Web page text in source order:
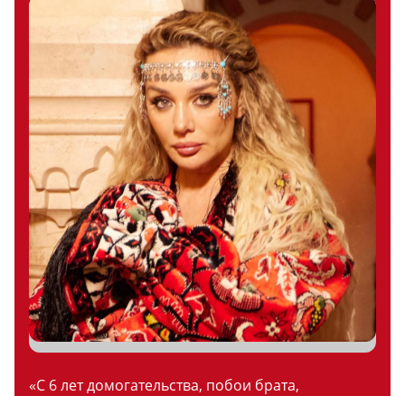
«С 6 лет домогательства, побои брата,